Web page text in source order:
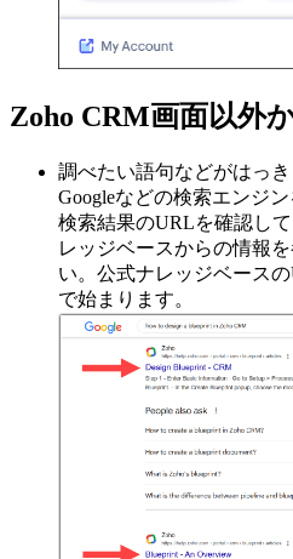
Zoho CRM画面以外
調べたい語句などがはっ
Googleなどの検索エンジ
検索結果のURLを確認し
レッジベースからの情報
い。公式ナレッジベースの
で始まります。